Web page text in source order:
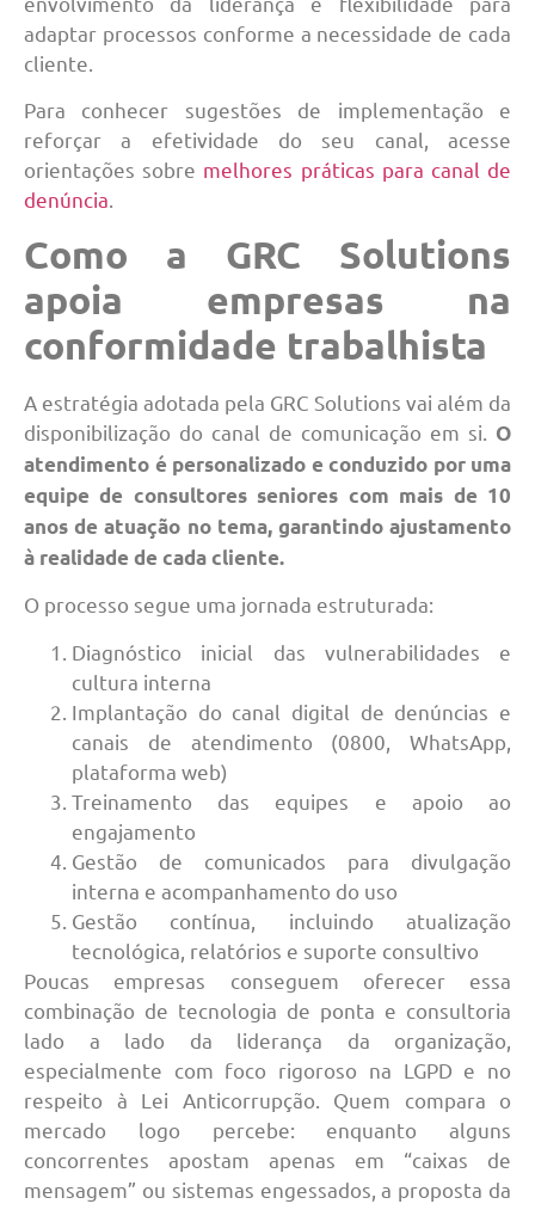
adaptar processos conforme a necessidade de cada
cliente.
Para conhecer sugestões de implementação e
reforçar a efetividade do seu canal, acesse
orientações sobre melhores práticas para canal de
denúncia.
Como a GRC Solutions
apoia empresas na
conformidade trabalhista
A estratégia adotada pela GRC Solutions vai além da
disponibilização do canal de comunicação em si. O
atendimento é personalizado e conduzido por uma
equipe de consultores seniores com mais de 10
anos de atuação no tema, garantindo ajustamento
à realidade de cada cliente.
O processo segue uma jornada estruturada:
Diagnóstico inicial das vulnerabilidades e
cultura interna
Implantação do canal digital de denúncias e
canais de atendimento (0800, WhatsApp,
plataforma web)
Treinamento das equipes e apoio ao
engajamento
Gestão de comunicados para divulgação
interna e acompanhamento do uso
Gestão contínua, incluindo atualização
tecnológica, relatórios e suporte consultivo
Poucas empresas conseguem oferecer essa
combinação de tecnologia de ponta e consultoria
lado a lado da liderança da organização,
especialmente com foco rigoroso na LGPD e no
respeito à Lei Anticorrupção. Quem compara o
mercado logo percebe: enquanto alguns
concorrentes apostam apenas em “caixas de
mensagem” ou sistemas engessados, a proposta da